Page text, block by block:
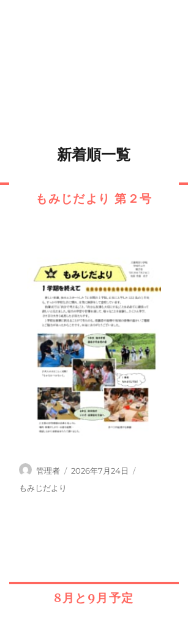
新着順一覧
もみじだより 第２号
投
稿
管理者
投
2026年7月24日
カ
もみじだより
8月と9月予定